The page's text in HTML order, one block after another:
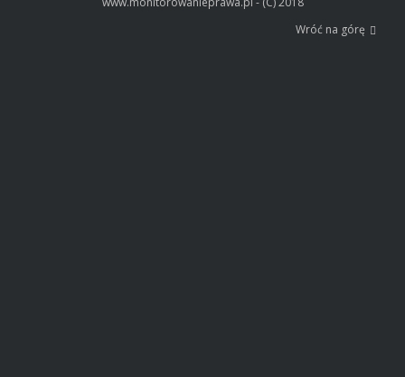
Wróć na górę